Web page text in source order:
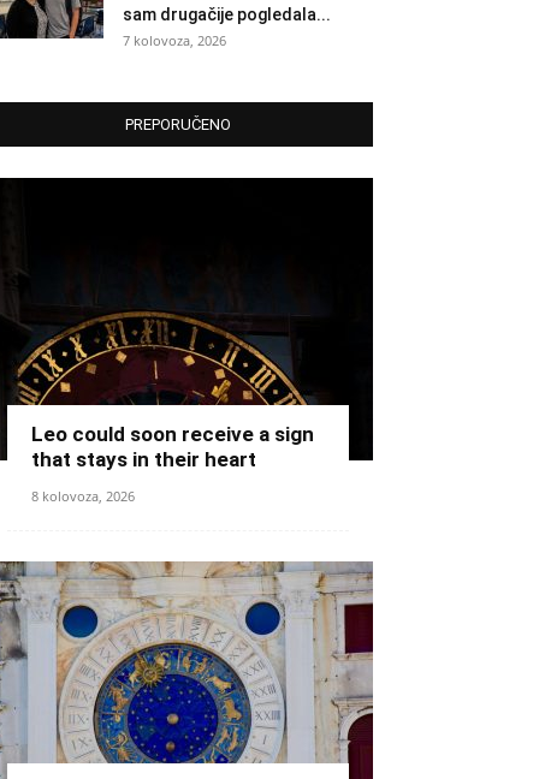
sam drugačije pogledala...
7 kolovoza, 2026
PREPORUČENO
Leo could soon receive a sign
that stays in their heart
8 kolovoza, 2026